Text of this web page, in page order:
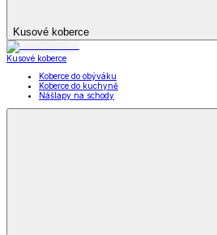
Kusové koberce
Kusové koberce
Koberce do obýváku
Koberce do kuchyně
Nášlapy na schody